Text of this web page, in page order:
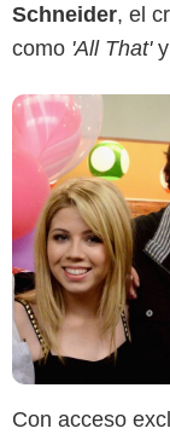
Schneider, el
como 'All That'y
Con acceso